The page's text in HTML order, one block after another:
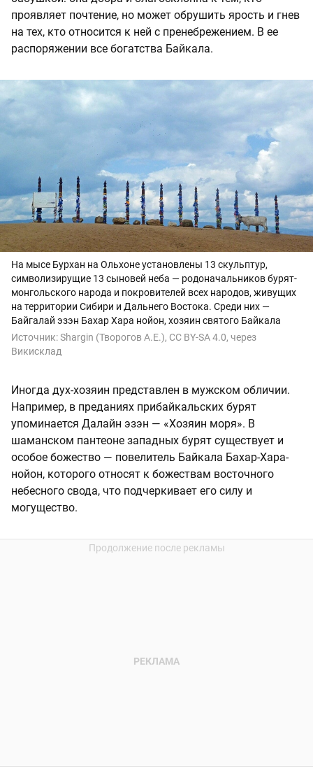
проявляет почтение, но может обрушить ярость и гнев
на тех, кто относится к ней с пренебрежением. В ее
распоряжении все богатства Байкала.
На мысе Бурхан на Ольхоне установлены 13 скульптур,
символизирущие 13 сыновей неба — родоначальников бурят-
монгольского народа и покровителей всех народов, живущих
на территории Сибири и Дальнего Востока. Среди них —
Байгалай эзэн Бахар Хара нойон, хозяин святого Байкала
Источник:Shargin (Творогов А.Е.), CC BY-SA 4.0, через
Викисклад
Иногда дух-хозяин представлен в мужском обличии.
Например, в преданиях прибайкальских бурят
упоминается Далайн эзэн — «Хозяин моря». В
шаманском пантеоне западных бурят существует и
особое божество — повелитель Байкала Бахар-Хара-
нойон, которого относят к божествам восточного
небесного свода, что подчеркивает его силу и
могущество.